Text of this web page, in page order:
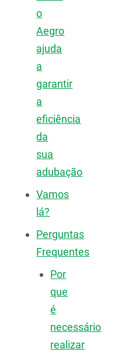
o
Aegro
ajuda
a
garantir
a
eficiência
da
sua
adubação
Vamos
lá?
Perguntas
Frequentes
Por
que
é
necessário
realizar